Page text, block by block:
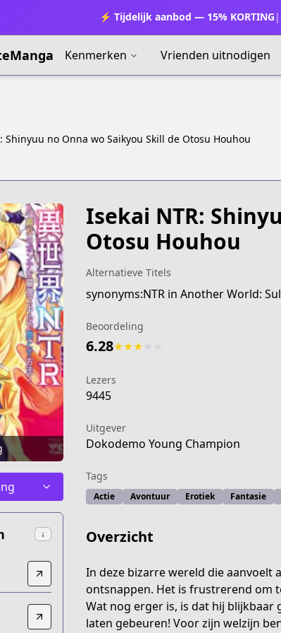
⚡ Tijdelijk aanbod — 15% KORTING |
Kenmerken Vrienden uitnodigen
Shinyuu no Onna wo Saikyou Skill de Otosu Houhou
↓
isekai-ntr-shinyuu-no-onna-wo-saikyou-skill-
Isekai NTR:
Otosu Houhou
Alternatieve Titels
synonyms:NTR in Another World:
Beoordeling
6.28★★★
Lezers
9445
Uitgever
Dokodemo Young Champion
Tags
Actie Avontuur Erotiek Fantasie
Overzicht
In deze bizarre wereld die aanvoelt
ontsnappen. Het is frustrerend om
Wat nog erger is, is dat hij
laten gebeuren! Voor zijn welzijn